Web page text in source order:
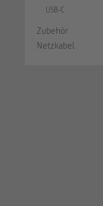
USB-C
Zubehör
Netzkabel